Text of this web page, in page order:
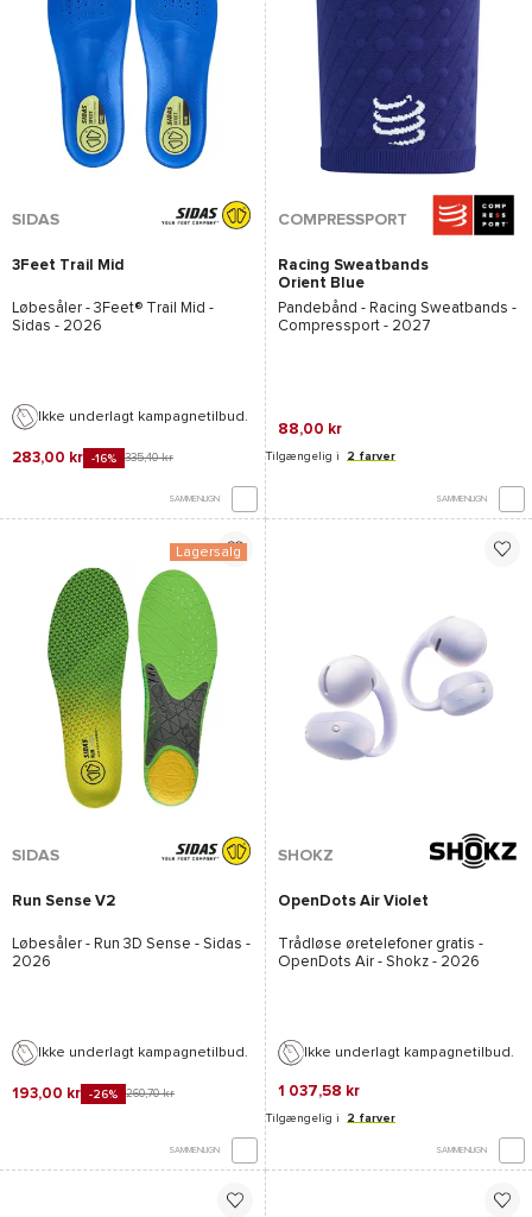
SIDAS
3Feet Trail Mid
Løbesåler - 3Feet® Trail Mid -
Sidas - 2026
Ikke underlagt kampagnetilbud.
283,00 kr -16% 335,40 kr
SAMMENLIGN
COMPRESSPORT
Racing Sweatbands
Orient Blue
Pandebånd - Racing Sweatbands -
Compressport - 2027
88,00 kr
Tilgængelig i 2 farver
SAMMENLIGN
Lagersalg
SIDAS
Run Sense V2
Løbesåler - Run 3D Sense - Sidas -
2026
Ikke underlagt kampagnetilbud.
193,00 kr -26% 260,70 kr
SAMMENLIGN
SHOKZ
OpenDots Air Violet
Trådløse øretelefoner gratis -
OpenDots Air - Shokz - 2026
Ikke underlagt kampagnetilbud.
1 037,58 kr
Tilgængelig i 2 farver
SAMMENLIGN